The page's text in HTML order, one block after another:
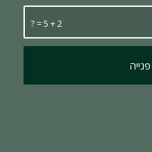
2 + 5 = ?